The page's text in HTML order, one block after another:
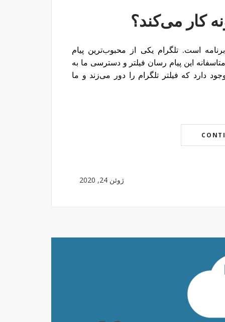
کار می‌کند؟
است. تلگرام یکی از محبوب‌ترین پیام
این پیام رسان فیلتر و دسترسی ما به
دارد که فیلتر تلگرام را دور می‌زند و ما
ژوئن 24, 2020